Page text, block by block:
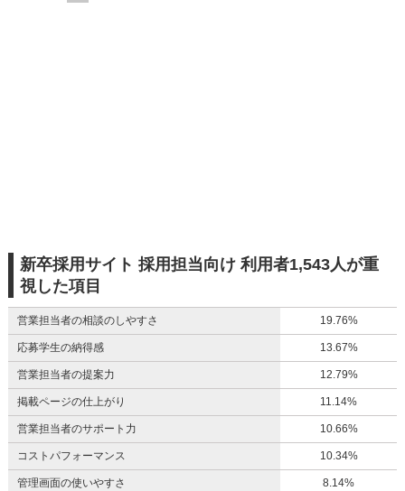
新卒採用サイト 採用担当向け 利用者1,543人が重
視した項目
営業担当者の相談のしやすさ 19.76%
応募学生の納得感 13.67%
営業担当者の提案力 12.79%
掲載ページの仕上がり 11.14%
営業担当者のサポート力 10.66%
コストパフォーマンス 10.34%
管理画面の使いやすさ 8.14%